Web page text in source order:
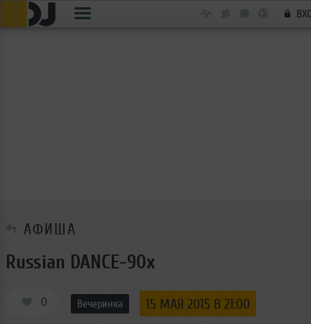
АФИША
Russian DANСE-90х
0 Вечеринка 15 МАЯ 2015 В 21:00